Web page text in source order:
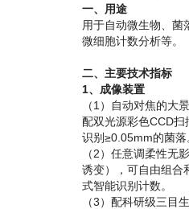
一、用途
用于自动微生物、菌
微细胞计数分析等。
二、主要技术指标
1、成像装置
（1）自动对焦的大
配双光源彩色CCD
识别≥0.05mm的菌落
（2）任意调柔性无
诱变），可自由组合
式智能识别计数。
（3）配科研级三目